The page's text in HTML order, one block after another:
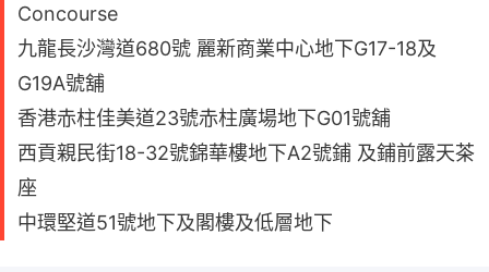
Concourse
九龍長沙灣道680號 麗新商業中心地下G17-18及
G19A號舖
香港赤柱佳美道23號赤柱廣場地下G01號舖
西貢親民街18-32號錦華樓地下A2號鋪 及鋪前露天茶
座
中環堅道51號地下及閣樓及低層地下